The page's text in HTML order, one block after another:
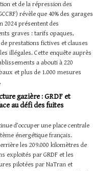
et de la répression des
révèle que 40% des garages
2024 présentent des
graves : tarifs opaques,
prestations fictives et clauses
illégales. Cette enquête auprès
a abouti à 220
et plus de 1.000 mesures
gazière : GRDF et
au défi des fuites
d’occuper une place centrale
énergétique français.
les 209.000 kilomètres de
exploités par GRDF et les
pilotées par NaTran et